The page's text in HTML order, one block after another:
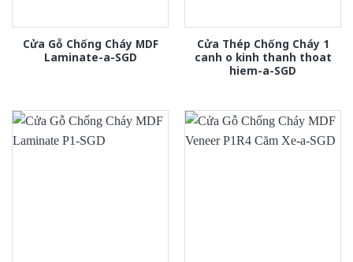
Cửa Gỗ Chống Cháy MDF
Laminate-a-SGD
Cửa Thép Chống Cháy 1
canh o kinh thanh thoat
hiem-a-SGD